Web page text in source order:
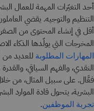
أحد التغيّرات المهمة للعمال
التنظيم والتوجيه. يقضي
أقل في إنشاء المحتوى من
المخرجات التي يولّدها الذكاء
المهارات المطلوبة للعديد من
النقدي، والفهم السياقي،
فعَّال. على سبيل المثال، من
البشرية، يتحول قادة الموارد
تجربة الموظفين.